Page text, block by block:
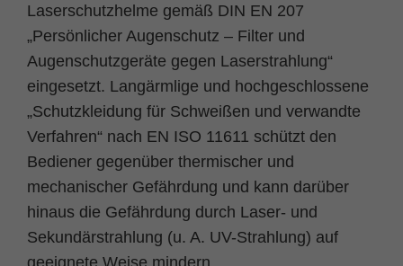
Laserschutzhelme gemäß DIN EN 207
„Persönlicher Augenschutz – Filter und
Augenschutzgeräte gegen Laserstrahlung“
eingesetzt. Langärmlige und hochgeschlossene
„Schutzkleidung für Schweißen und verwandte
Verfahren“ nach EN ISO 11611 schützt den
Bediener gegenüber thermischer und
mechanischer Gefährdung und kann darüber
hinaus die Gefährdung durch Laser- und
Sekundärstrahlung (u. A. UV-Strahlung) auf
geeignete Weise mindern.